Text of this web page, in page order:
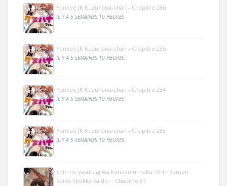
Yankee JK Kuzuhana-chan - Chapitre 286
IL Y A 5 SEMAINES 10 HEURES
Yankee JK Kuzuhana-chan - Chapitre 285
IL Y A 5 SEMAINES 10 HEURES
Yankee JK Kuzuhana-chan - Chapitre 284
IL Y A 5 SEMAINES 10 HEURES
Yankee JK Kuzuhana-chan - Chapitre 283
IL Y A 5 SEMAINES 10 HEURES
Shin no yasuragi wa konoyo ni naku -Shin Kamen
Raida Shokka Saido- - Chapitre 87